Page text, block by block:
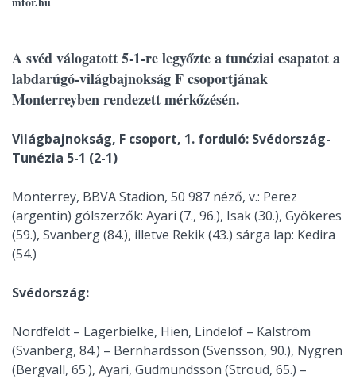
A svéd válogatott 5-1-re legyőzte a tunéziai csapatot a
labdarúgó-világbajnokság F csoportjának
Monterreyben rendezett mérkőzésén.
Világbajnokság, F csoport, 1. forduló: Svédország-
Tunézia 5-1 (2-1)
Monterrey, BBVA Stadion, 50 987 néző, v.: Perez
(argentin) gólszerzők: Ayari (7., 96.), Isak (30.), Gyökeres
(59.), Svanberg (84.), illetve Rekik (43.) sárga lap: Kedira
(54.)
Svédország:
Nordfeldt – Lagerbielke, Hien, Lindelöf – Kalström
(Svanberg, 84.) – Bernhardsson (Svensson, 90.), Nygren
(Bergvall, 65.), Ayari, Gudmundsson (Stroud, 65.) –